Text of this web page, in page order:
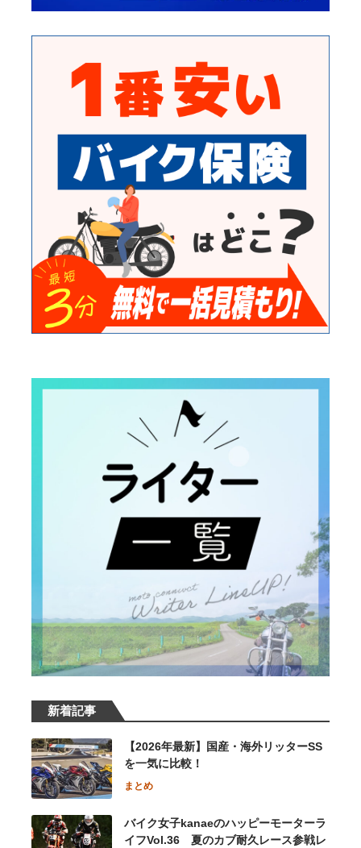
新着記事
【2026年最新】国産・海外リッターSS
を一気に比較！
まとめ
バイク女子kanaeのハッピーモーターラ
イフVol.36 夏のカブ耐久レース参戦レ